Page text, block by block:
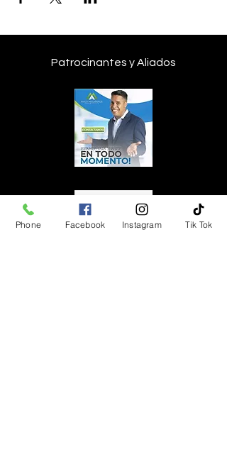
Patrocinantes y Aliados
Phone Facebook Instagram Tik Tok